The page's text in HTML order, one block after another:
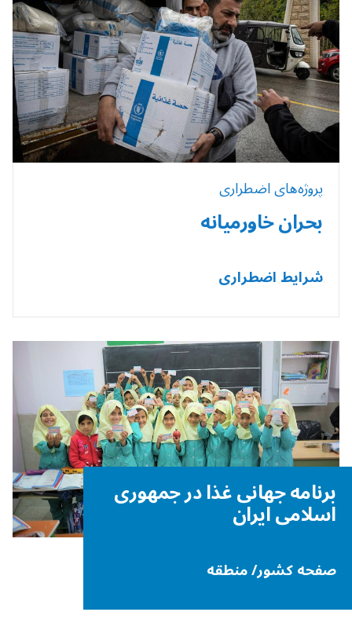
پروژه‌های اضطراری
بحران خاورمیانه
شرایط اضطراری
برنامه جهانی غذا در جمهوری
اسلامی ایران
صفحه کشور/ منطقه